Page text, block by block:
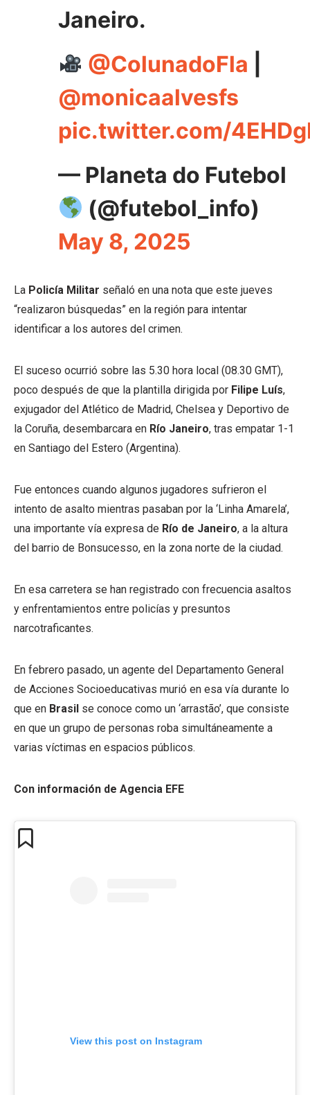
Janeiro.
@ColunadoFla
@monicaalvesfs
pic.twitter.com/
— Planeta do Futebol
(@futebol_info)
May 8, 2025
La Policía Militar señaló en una nota que este jueves
“realizaron búsquedas” en la región para intentar
identificar a los autores del crimen.
El suceso ocurrió sobre las 5.30 hora local (08.30 GMT),
poco después de que la plantilla dirigida por Filipe Luís,
exjugador del Atlético de Madrid, Chelsea y Deportivo de
la Coruña, desembarcara en Río Janeiro, tras empatar 1-1
en Santiago del Estero (Argentina).
Fue entonces cuando algunos jugadores sufrieron el
intento de asalto mientras pasaban por la ‘Linha Amarela’,
una importante vía expresa de Río de Janeiro, a la altura
del barrio de Bonsucesso, en la zona norte de la ciudad.
En esa carretera se han registrado con frecuencia asaltos
y enfrentamientos entre policías y presuntos
narcotraficantes.
En febrero pasado, un agente del Departamento General
de Acciones Socioeducativas murió en esa vía durante lo
que en Brasil se conoce como un ‘arrastão’, que consiste
en que un grupo de personas roba simultáneamente a
varias víctimas en espacios públicos.
Con información de Agencia EFE
View this post on Instagram